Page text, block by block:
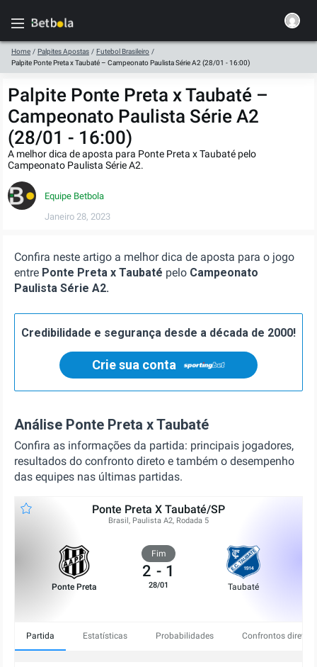
Home / Palpites Apostas / Futebol Brasileiro /
Palpite Ponte Preta x Taubaté – Campeonato Paulista Série A2 (28/01 - 16:00)
Palpite Ponte Preta x Taubaté –
Campeonato Paulista Série A2
(28/01 - 16:00)
A melhor dica de aposta para Ponte Preta x Taubaté pelo
Campeonato Paulista Série A2.
Equipe Betbola
Janeiro 28, 2023
Confira neste artigo a melhor dica de aposta para o jogo
entre Ponte Preta x Taubaté pelo Campeonato
Paulista Série A2.
Credibilidade e segurança desde a década de 2000!
Crie sua conta
Análise Ponte Preta x Taubaté
Confira as informações da partida: principais jogadores,
resultados do confronto direto e também o desempenho
das equipes nas últimas partidas.
Ponte Preta X Taubaté/SP
Brasil, Paulista A2, Rodada 5
Ponte Preta
Fim
2 - 1
28/01 Taubaté
Partida Estatísticas Probabilidades Confrontos diretos